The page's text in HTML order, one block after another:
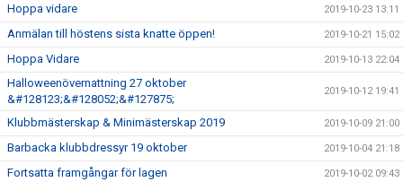
Hoppa vidare 2019-10-23 13:11
Anmälan till höstens sista knatte öppen! 2019-10-21 15:02
Hoppa Vidare 2019-10-13 22:04
Halloweenövernattning 27 oktober
&#128123;&#128052;&#127875;
2019-10-12 19:41
Klubbmästerskap & Minimästerskap 2019 2019-10-09 21:00
Barbacka klubbdressyr 19 oktober 2019-10-04 21:18
Fortsatta framgångar för lagen 2019-10-02 09:43